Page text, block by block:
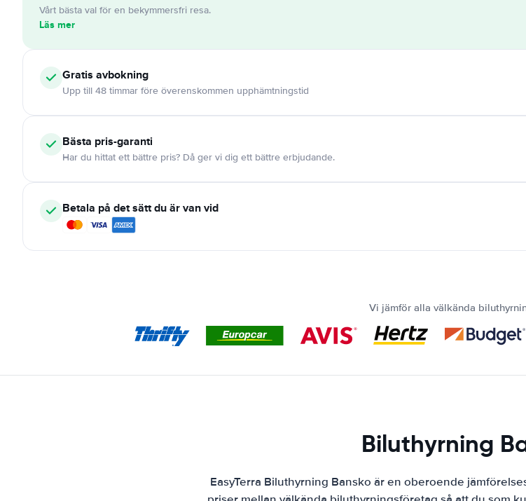
Vårt bästa val för en bekymmersfri resa.
Läs mer
Gratis avbokning
Upp till 48 timmar före överenskommen upphämtningstid
Bästa pris-garanti
Har du hittat ett bättre pris? Då ger vi dig ett bättre erbjudande.
Betala på det sätt du är van vid
Vi jämför alla välkända
Biluthyrning
EasyTerra Biluthyrning Bansko är en oberoende